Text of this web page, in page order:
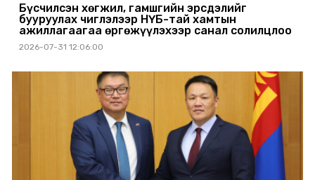
Бүсчилсэн хөгжил, гамшгийн эрсдэлийг
бууруулах чиглэлээр НҮБ-тай хамтын
ажиллагаагаа өргөжүүлэхээр санал солилцлоо
2026-07-31 12:06:00